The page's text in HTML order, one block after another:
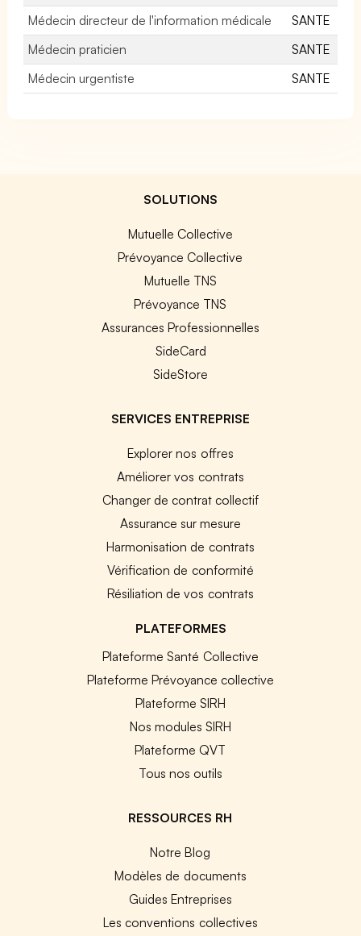
Médecin directeur de l'information médicale
SANTE
Médecin praticien
SANTE
Médecin urgentiste
SANTE
SOLUTIONS
Mutuelle Collective
Prévoyance Collective
Mutuelle TNS
Prévoyance TNS
Assurances Professionnelles
SideCard
SideStore
SERVICES ENTREPRISE
Explorer nos offres
Améliorer vos contrats
Changer de contrat collectif
Assurance sur mesure
Harmonisation de contrats
Vérification de conformité
Résiliation de vos contrats
PLATEFORMES
Plateforme Santé Collective
Plateforme Prévoyance collective
Plateforme SIRH
Nos modules SIRH
Plateforme QVT
Tous nos outils
RESSOURCES RH
Notre Blog
Modèles de documents
Guides Entreprises
Les conventions collectives